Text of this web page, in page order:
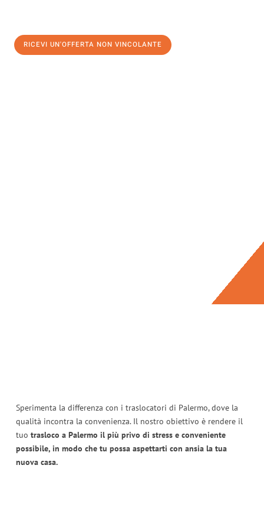
RICEVI UN'OFFERTA NON VINCOLANTE
Sperimenta la differenza con i traslocatori di Palermo, dove la
qualità incontra la convenienza. Il nostro obiettivo è rendere il
tuo trasloco a Palermo il più privo di stress e conveniente
possibile, in modo che tu possa aspettarti con ansia la tua
nuova casa.